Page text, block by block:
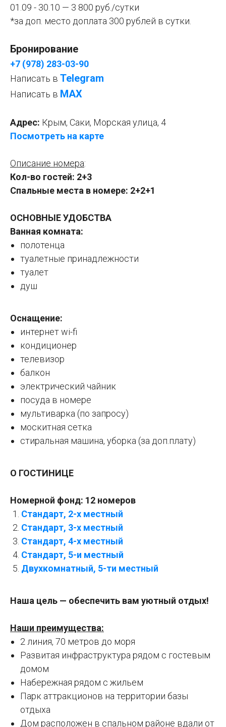
01.09 - 30.10 — 3 800 руб./сутки
*за доп. место доплата 300 рублей в сутки.
Бронирование
+7 (978) 283-03-90
Написать в Telegram
Написать в МАХ
Адрес: Крым, Саки, Морская улица, 4
Посмотреть на карте
Описание номера:
Кол-во гостей: 2+3
Спальные места в номере: 2+2+1
ОСНОВНЫЕ УДОБСТВА
Ванная комната:
полотенца
туалетные принадлежности
туалет
душ
Оснащение:
интернет wi-fi
кондиционер
телевизор
балкон
электрический чайник
посуда в номере
мультиварка (по запросу)
москитная сетка
стиральная машина, уборка (за доп.плату)
О ГОСТИНИЦЕ
Номерной фонд: 12 номеров
Стандарт, 2-х местный
Стандарт, 3-х местный
Стандарт, 4-х местный
Стандарт, 5-и местный
Двухкомнатный, 5-ти местный
Наша цель — обеспечить вам уютный отдых!
Наши преимущества:
2 линия, 70 метров до моря
Развитая инфраструктура рядом с гостевым
домом
Набережная рядом с жильем
Парк аттракционов на территории базы
отдыха
Дом расположен в спальном районе вдали от